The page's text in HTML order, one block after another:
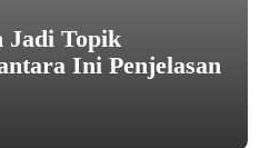
Jadi Topik
Ini Penjelasan